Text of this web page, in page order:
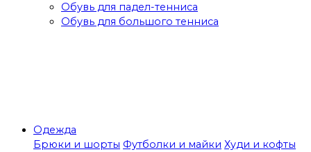
Обувь для падел-тенниса
Обувь для большого тенниса
Одежда
Брюки и шорты Футболки и майки Худи и кофты